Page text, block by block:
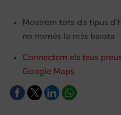
Mostrem tots els tipus
no només la més barata
Connectem els teus
Google Maps